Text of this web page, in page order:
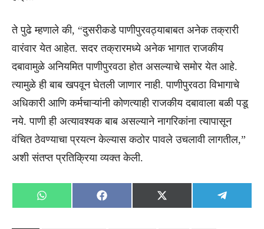
ते पुढे म्हणाले की, “दुसरीकडे पाणीपुरवठ्याबाबत अनेक तक्रारी
वारंवार येत आहेत. सदर तक्रारमध्ये अनेक भागात राजकीय
दबावामुळे अनियमित पाणीपुरवठा होत असल्याचे समोर येत आहे.
त्यामुळे ही बाब खपवून घेतली जाणार नाही. पाणीपुरवठा विभागाचे
अधिकारी आणि कर्मचाऱ्यांनी कोणत्याही राजकीय दबावाला बळी पडू
नये. पाणी ही अत्यावश्यक बाब असल्याने नागरिकांना त्यापासून
वंचित ठेवण्याचा प्रयत्न केल्यास कठोर पावले उचलावी लागतील,”
अशी संतप्त प्रतिक्रिया व्यक्त केली.
Share
on
WhatsApp
Share
on
Facebook
Share
on
X
(Twitter)
Share
on